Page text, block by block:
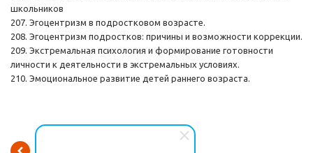
школьников
207. Эгоцентризм в подростковом возрасте.
208. Эгоцентризм подростков: причины и возможности коррекции.
209. Экстремальная психология и формирование готовности
личности к деятельности в экстремальных условиях.
210. Эмоциональное развитие детей раннего возраста.